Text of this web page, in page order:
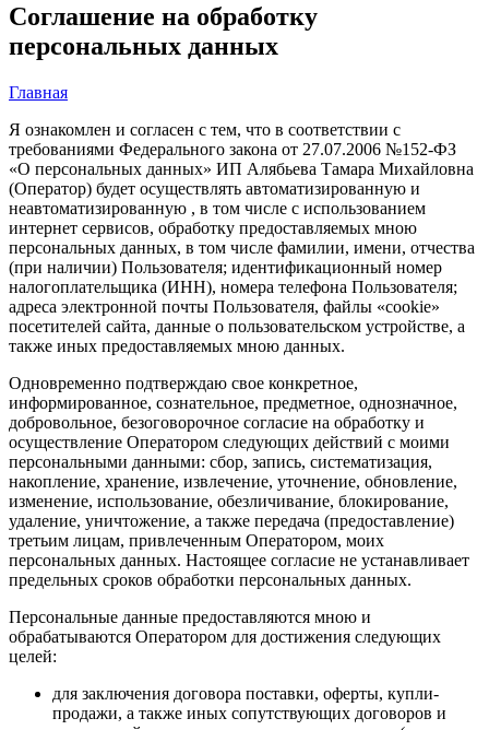
Соглашение на обработку
персональных данных
Главная
Я ознакомлен и согласен с тем, что в соответствии с
требованиями Федерального закона от 27.07.2006 №152-ФЗ
«О персональных данных» ИП Алябьева Тамара Михайловна
(Оператор) будет осуществлять автоматизированную и
неавтоматизированную , в том числе с использованием
интернет сервисов, обработку предоставляемых мною
персональных данных, в том числе фамилии, имени, отчества
(при наличии) Пользователя; идентификационный номер
налогоплательщика (ИНН), номера телефона Пользователя;
адреса электронной почты Пользователя, файлы «cookie»
посетителей сайта, данные о пользовательском устройстве, а
также иных предоставляемых мною данных.
Одновременно подтверждаю свое конкретное,
информированное, сознательное, предметное, однозначное,
добровольное, безоговорочное согласие на обработку и
осуществление Оператором следующих действий с моими
персональными данными: сбор, запись, систематизация,
накопление, хранение, извлечение, уточнение, обновление,
изменение, использование, обезличивание, блокирование,
удаление, уничтожение, а также передача (предоставление)
третьим лицам, привлеченным Оператором, моих
персональных данных. Настоящее согласие не устанавливает
предельных сроков обработки персональных данных.
Персональные данные предоставляются мною и
обрабатываются Оператором для достижения следующих
целей:
для заключения договора поставки, оферты, купли-
продажи, а также иных сопутствующих договоров и